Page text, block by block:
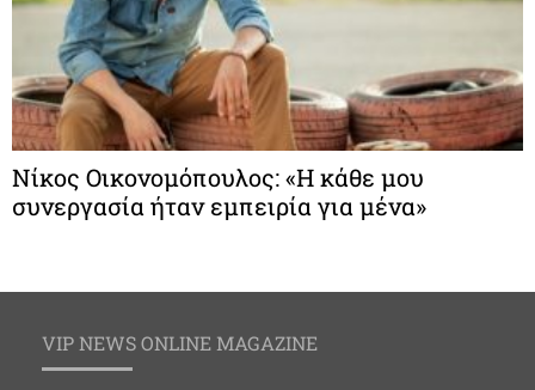
Νίκος Οικονομόπουλος: «Η κάθε μου
συνεργασία ήταν εμπειρία για μένα»
VIP NEWS ONLINE MAGAZINE